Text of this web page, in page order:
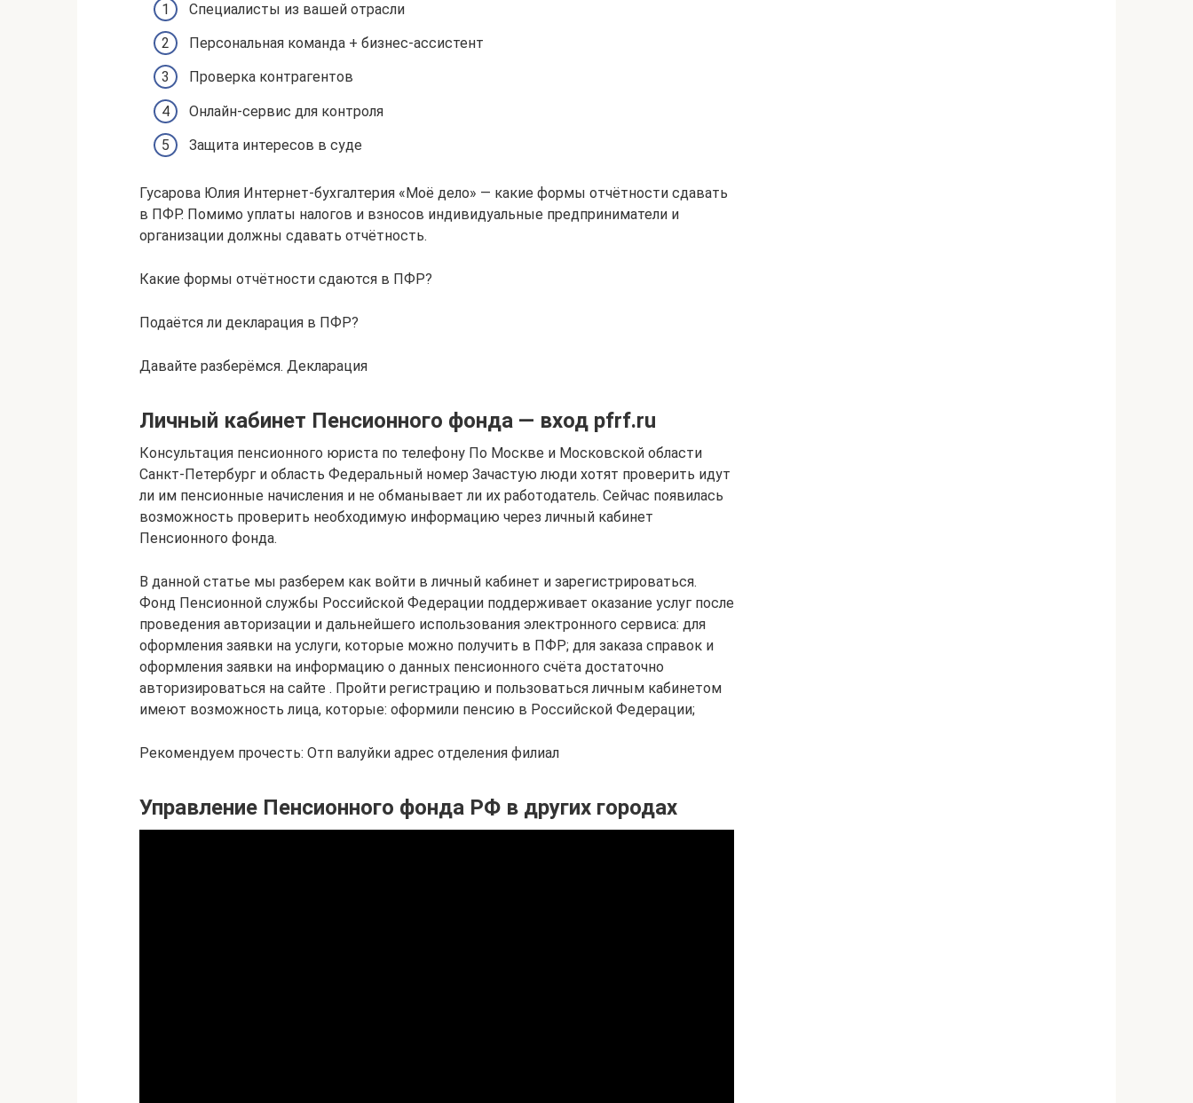
Специалисты из вашей отрасли
Персональная команда + бизнес-ассистент
Проверка контрагентов
Онлайн-сервис для контроля
Защита интересов в суде
Гусарова Юлия Интернет-бухгалтерия «Моё дело» — какие формы отчётности сдавать
в ПФР. Помимо уплаты налогов и взносов индивидуальные предприниматели и
организации должны сдавать отчётность.
Какие формы отчётности сдаются в ПФР?
Подаётся ли декларация в ПФР?
Давайте разберёмся. Декларация
Личный кабинет Пенсионного фонда — вход pfrf.ru
Консультация пенсионного юриста по телефону По Москве и Московской области
Санкт-Петербург и область Федеральный номер Зачастую люди хотят проверить идут
ли им пенсионные начисления и не обманывает ли их работодатель. Сейчас появилась
возможность проверить необходимую информацию через личный кабинет
Пенсионного фонда.
В данной статье мы разберем как войти в личный кабинет и зарегистрироваться.
Фонд Пенсионной службы Российской Федерации поддерживает оказание услуг после
проведения авторизации и дальнейшего использования электронного сервиса: для
оформления заявки на услуги, которые можно получить в ПФР; для заказа справок и
оформления заявки на информацию о данных пенсионного счёта достаточно
авторизироваться на сайте . Пройти регистрацию и пользоваться личным кабинетом
имеют возможность лица, которые: оформили пенсию в Российской Федерации;
Рекомендуем прочесть: Отп валуйки адрес отделения филиал
Управление Пенсионного фонда РФ в других городах